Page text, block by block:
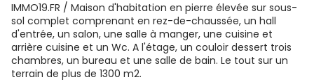
IMMO19.FR / Maison d'habitation en pierre élevée sur sous-
sol complet comprenant en rez-de-chaussée, un hall
d'entrée, un salon, une salle à manger, une cuisine et
arrière cuisine et un Wc. A l'étage, un couloir dessert trois
chambres, un bureau et une salle de bain. Le tout sur un
terrain de plus de 1300 m2.